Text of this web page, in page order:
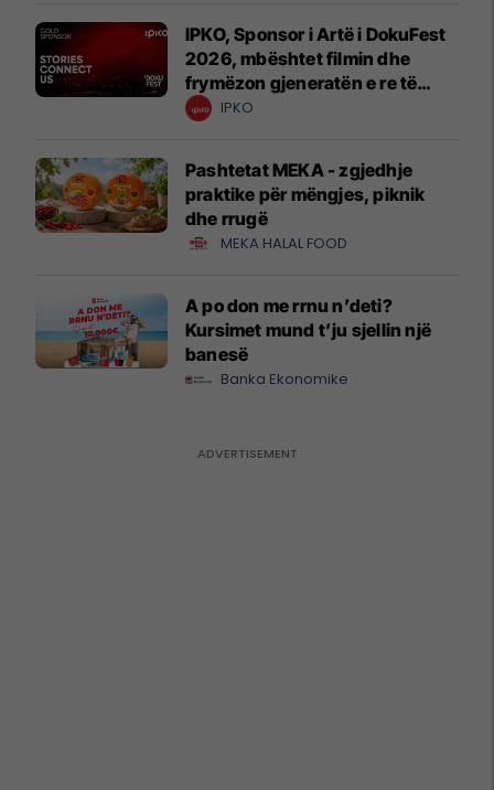
IPKO, Sponsor i Artë i DokuFest
2026, mbështet filmin dhe
frymëzon gjeneratën e re të
krijuesve
IPKO
Pashtetat MEKA - zgjedhje
praktike për mëngjes, piknik
dhe rrugë
MEKA HALAL FOOD
A po don me rrnu n’deti?
Kursimet mund t’ju sjellin një
banesë
Banka Ekonomike